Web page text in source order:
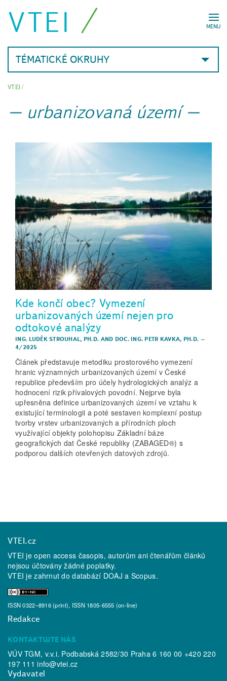
MENU
VTEI
TÉMATICKÉ OKRUHY
VTEI/
urbanizovaná území
Kde končí obec? Vymezení
urbanizovaných území nejen pro
odtokové analýzy
ING. LUDĚK STROUHAL, PH.D. AND DOC. ING. PETR KAVKA, PH.D. –
4/2025
Článek představuje metodiku prostorového vymezení
hranic významných urbanizovaných území v České
republice především pro účely hydrologických analýz a
hodnocení rizik přívalových povodní. Nejprve byla
upřesněna definice urbanizovaných území ve vztahu k
existující terminologii a poté sestaven komplexní postup
tvorby vrstev urbanizovaných a přírodních ploch
využívající objekty polohopisu Základní báze
geografických dat České republiky (ZABAGED®) s
podporou dalších otevřených datových zdrojů.
VTEI.cz
VTEI je open access časopis, autorům ani čtenářům článků
nejsou účtovány žádné poplatky.
VTEI je zahrnut do databází DOAJ a Scopus.
ISSN 0322–8916 (print), ISSN 1805-6555 (on-line)
Redakce
KONTAKTUJTE NÁS
VÚV TGM, v.v.i. Podbabská 2582/30 Praha 6 160 00 +420 220
197 111info@vtei.cz
Vydavatel